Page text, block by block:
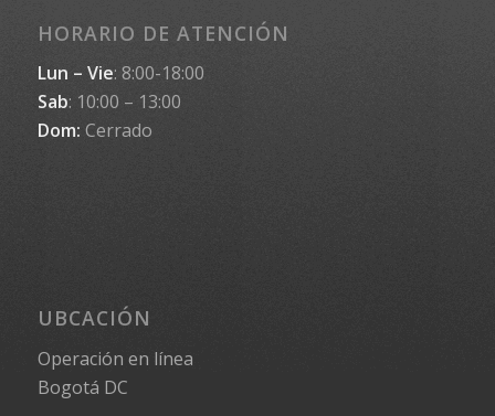
HORARIO DE ATENCIÓN
Lun – Vie: 8:00-18:00
Sab: 10:00 – 13:00
Dom: Cerrado
UBCACIÓN
Operación en línea
Bogotá DC